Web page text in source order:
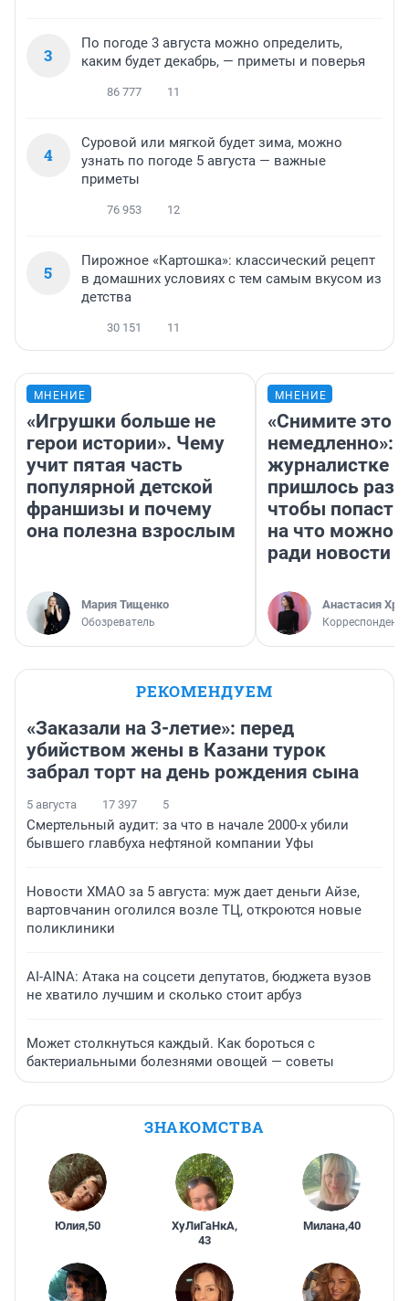
3
По погоде 3 августа можно определить,
каким будет декабрь, — приметы и поверья
86 777 11
4
Суровой или мягкой будет зима, можно
узнать по погоде 5 августа — важные
приметы
76 953 12
5
Пирожное «Картошка»: классический рецепт
в домашних условиях с тем самым вкусом из
детства
30 151 11
МНЕНИЕ
«Игрушки больше не
герои истории». Чему
учит пятая часть
популярной детской
франшизы и почему
она полезна взрослым
Мария Тищенко
Обозреватель
МНЕНИЕ
«Снимите это
немедленно»:
журналистке
пришлось
чтобы попасть
на что можно
ради новости
Анастасия
Корреспондент
РЕКОМЕНДУЕМ
«Заказали на 3-летие»: перед
убийством жены в Казани турок
забрал торт на день рождения сына
5 августа 17 397 5
Смертельный аудит: за что в начале 2000-х убили
бывшего главбуха нефтяной компании Уфы
Новости ХМАО за 5 августа: муж дает деньги Айзе,
вартовчанин оголился возле ТЦ, откроются новые
поликлиники
AI-AINA: Атака на соцсети депутатов, бюджета вузов
не хватило лучшим и сколько стоит арбуз
Может столкнуться каждый. Как бороться с
бактериальными болезнями овощей — советы
ЗНАКОМСТВА
Юлия,50 ХуЛиГаНкА,
43
Милана,40